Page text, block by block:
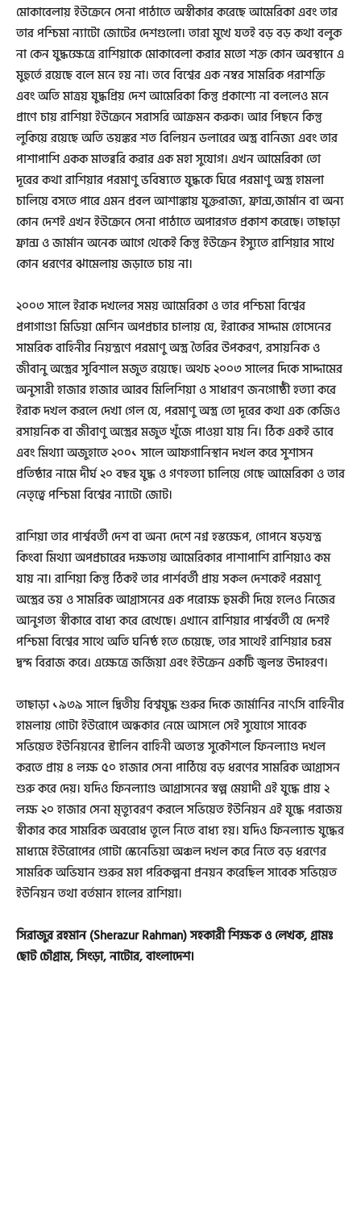
মোকাবেলায় ইউক্রেনে সেনা পাঠাতে অস্বীকার করেছে আমেরিকা এবং তার
তার পশ্চিমা ন্যাটো জোটের দেশগুলো। তারা মুখে যতই বড় বড় কথা বলুক
না কেন যুদ্ধক্ষেত্রে রাশিয়াকে মোকাবেলা করার মতো শক্ত কোন অবস্থানে এ
মুহুর্তে রয়েছে বলে মনে হয় না। তবে বিশ্বের এক নম্বর সামরিক পরাশক্তি
এবং অতি মাত্রয় যুদ্ধপ্রিয় দেশ আমেরিকা কিন্তু প্রকাশ্যে না বললেও মনে
প্রাণে চায় রাশিয়া ইউক্রেনে সরাসরি আক্রমন করুক। আর পিছনে কিন্তু
লুকিয়ে রয়েছে অতি ভয়ঙ্কর শত বিলিয়ন ডলারের অস্ত্র বানিজ্য এবং তার
পাশাপাশি একক মাতব্বরি করার এক মহা সুযোগ। এখন আমেরিকা তো
দূরের কথা রাশিয়ার পরমাণু ভবিষ্যতে যুদ্ধকে ঘিরে পরমাণু অস্ত্র হামলা
চালিয়ে বসতে পারে এমন প্রবল আশাঙ্কায় যুক্তরাজ্য, ফ্রান্স,জার্মান বা অন্য
কোন দেশই এখন ইউক্রেনে সেনা পাঠাতে অপারগত প্রকাশ করেছে। তাছাড়া
ফ্রান্স ও জার্মান অনেক আগে থেকেই কিন্তু ইউক্রেন ইস্যুতে রাশিয়ার সাথে
কোন ধরণের ঝামেলায় জড়াতে চায় না।
২০০৩ সালে ইরাক দখলের সময় আমেরিকা ও তার পশ্চিমা বিশ্বের
প্রপাগাণ্ডা মিডিয়া মেশিন অপপ্রচার চালায় যে, ইরাকের সাদ্দাম হোসেনের
সামরিক বাহিনীর নিয়ন্ত্রণে পরমাণু অস্ত্র তৈরির উপকরণ, রসায়নিক ও
জীবানু অস্ত্রের সুবিশাল মজুত রয়েছে। অথচ ২০০৩ সালের দিকে সাদ্দামের
অনুসারী হাজার হাজার আরব মিলিশিয়া ও সাধারণ জনগোষ্ঠী হত্যা করে
ইরাক দখল করলে দেখা গেল যে, পরমাণু অস্ত্র তো দূরের কথা এক কেজিও
রসায়নিক বা জীবাণু অস্ত্রের মজুত খুঁজে পাওয়া যায় নি। ঠিক একই ভাবে
এবং মিথ্যা অজুহাতে ২০০১ সালে আফগানিস্থান দখল করে সুশাসন
প্রতিষ্ঠার নামে দীর্ঘ ২০ বছর যুদ্ধ ও গণহত্যা চালিয়ে গেছে আমেরিকা ও তার
নেতৃত্বে পশ্চিমা বিশ্বের ন্যাটো জোট।
রাশিয়া তার পার্শ্ববর্তী দেশ বা অন্য দেশে নগ্ন হস্তক্ষেপ, গোপনে ষড়যন্ত্র
কিংবা মিথ্যা অপপ্রচারের দক্ষতায় আমেরিকার পাশাপাশি রাশিয়াও কম
যায় না। রাশিয়া কিন্তু ঠিকই তার পার্শবর্তী প্রায় সকল দেশকেই পরমাণূ
অস্ত্রের ভয় ও সামরিক আগ্রাসনের এক পরোক্ষ হুমকী দিয়ে হলেও নিজের
আনুগত্য স্বীকারে বাধ্য করে রেখেছে। এখানে রাশিয়ার পার্শ্ববর্তী যে দেশই
পশ্চিমা বিশ্বের সাথে অতি ঘনিষ্ঠ হতে চেয়েছে, তার সাথেই রাশিয়ার চরম
দ্বন্দ বিরাজ করে। এক্ষেত্রে জর্জিয়া এবং ইউক্রেন একটি জ্বলন্ত উদাহরণ।
তাছাড়া ১৯৩৯ সালে দ্বিতীয় বিশ্বযুদ্ধ শুরুর দিকে জার্মানির নাৎসি বাহিনীর
হামলায় গোটা ইউরোপে অন্ধকার নেমে আসলে সেই সুযোগে সাবেক
সভিয়েত ইউনিয়নের স্টালিন বাহিনী অত্যন্ত সুকৌশলে ফিনল্যাণ্ড দখল
করতে প্রায় ৪ লক্ষ ৫০ হাজার সেনা পাঠিয়ে বড় ধরণের সামরিক আগ্রাসন
শুরু করে দেয়। যদিও ফিনল্যাণ্ড আগ্রাসনের স্বল্প মেয়াদী এই যুদ্ধে প্রায় ২
লক্ষ ২০ হাজার সেনা মৃত্যুবরণ করলে সভিয়েত ইউনিয়ন এই যুদ্ধে পরাজয়
স্বীকার করে সামরিক অবরোধ তুলে নিতে বাধ্য হয়। যদিও ফিনল্যান্ড যুদ্ধের
মাধ্যমে ইউরোপের গোটা স্কেনেভিয়া অঞ্চল দখল করে নিতে বড় ধরণের
সামরিক অভিযান শুরুর মহা পরিকল্পনা প্রনয়ন করেছিল সাবেক সভিয়েত
ইউনিয়ন তথা বর্তমান হালের রাশিয়া।
সিরাজুর রহমান (Sherazur Rahman) সহকারী শিক্ষক ও লেখক, গ্রামঃ
ছোট চৌগ্রাম, সিংড়া, নাটোর, বাংলাদেশ।